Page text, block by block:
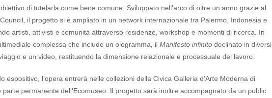
di tutelarla come bene comune. Sviluppato nell’arco di oltre un anno grazie al
il progetto si è ampliato in un network internazionale tra Palermo, Indonesia e
artisti, attivisti e comunità attraverso residenze, workshop e momenti di ricerca. In
complessa che include un ologramma, il Manifesto infinito declinato in diversi
e un video, restituendo la dimensione relazionale e processuale del lavoro.
espositivo, l’opera entrerà nelle collezioni della Civica Galleria d’Arte Moderna di
parte permanente dell’Ecomuseo. Il progetto sarà inoltre accompagnato da un public